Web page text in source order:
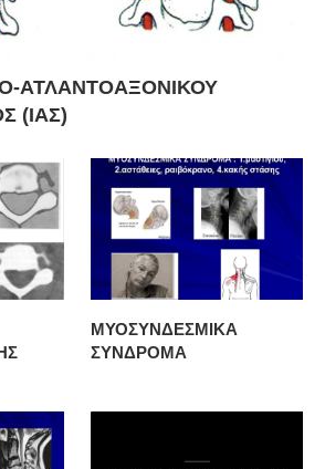
ΑΤΛΑΝΤΟΑΞΟΝΙΚΟΥ
(ΙΑΣ)
ΜΥΟΣΥΝΔΕΣΜΙΚΑ
ΣΥΝΔΡΟΜΑ